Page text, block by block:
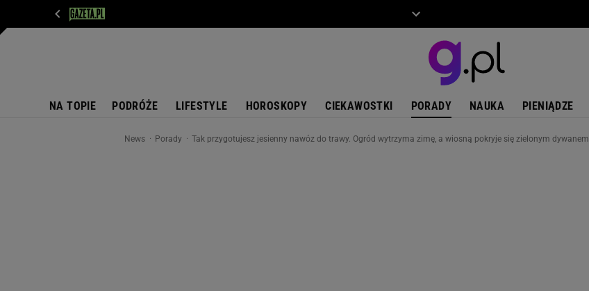
NA TOPIE PODRÓŻE LIFESTYLE HOROSKOPY CIEKAWOSTKI PORADY NAUKA PIENIĄDZE
News Porady Tak przygotujesz jesienny nawóz do trawy. Ogród wytrzyma zimę, a wiosną pokryje się zielonym dywanem